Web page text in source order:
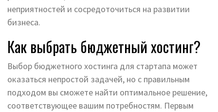
неприятностей и сосредоточиться на развитии
бизнеса.
Как выбрать бюджетный хостинг?
Выбор бюджетного хостинга для стартапа может
оказаться непростой задачей, но с правильным
подходом вы сможете найти оптимальное решение,
соответствующее вашим потребностям. Первым